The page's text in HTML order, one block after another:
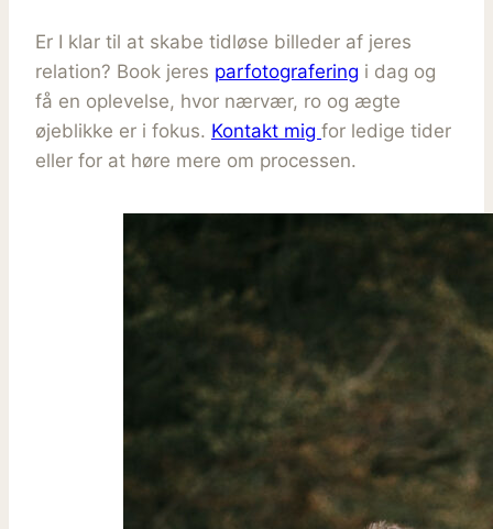
Er I klar til at skabe tidløse billeder af jeres
relation? Book jeres parfotografering i dag og
få en oplevelse, hvor nærvær, ro og ægte
øjeblikke er i fokus. Kontakt mig for ledige tider
eller for at høre mere om processen.